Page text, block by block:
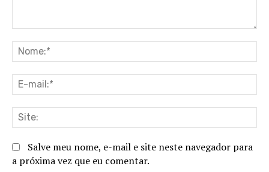
Salve meu nome, e-mail e site neste navegador para
a próxima vez que eu comentar.